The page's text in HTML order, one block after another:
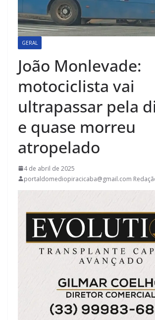
GERAL
João Monlevade:
motociclista vai
ultrapassar pela
e quase morreu
atropelado
4 de abril de 2025
portaldomediopiracicaba@gmail.com